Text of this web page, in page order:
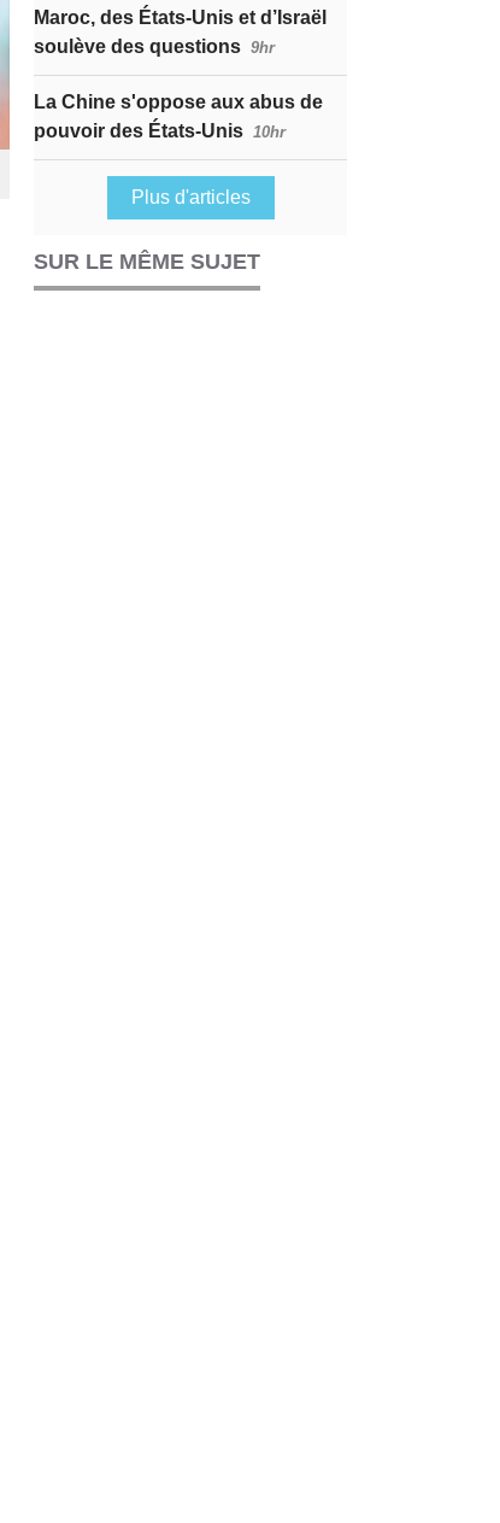
Maroc, des États-Unis et d’Israël
soulève des questions 9hr
La Chine s'oppose aux abus de
pouvoir des États-Unis 10hr
Plus d'articles
SUR LE MÊME SUJET